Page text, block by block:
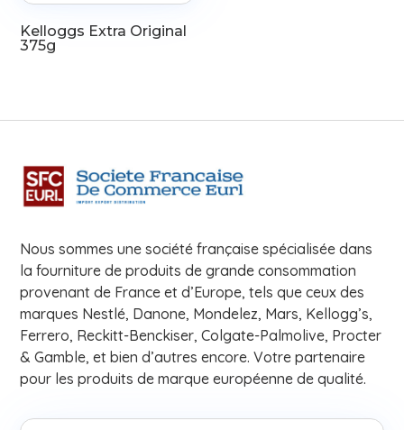
Kelloggs Extra Original
375g
Nous sommes une société française spécialisée dans
la fourniture de produits de grande consommation
provenant de France et d’Europe, tels que ceux des
marques Nestlé, Danone, Mondelez, Mars, Kellogg’s,
Ferrero, Reckitt-Benckiser, Colgate-Palmolive, Procter
& Gamble, et bien d’autres encore. Votre partenaire
pour les produits de marque européenne de qualité.